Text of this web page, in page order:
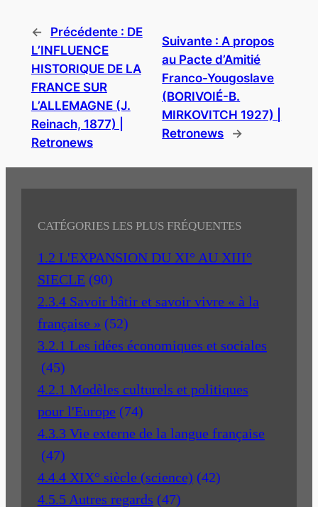
← Précédente : DE
L’INFLUENCE
HISTORIQUE DE LA
FRANCE SUR
L’ALLEMAGNE (J.
Reinach, 1877) |
Retronews
Suivante : A propos
au Pacte d’Amitié
Franco-Yougoslave
(BORIVOIÉ-B.
MIRKOVITCH 1927) |
Retronews
→
CATÉGORIES LES PLUS FRÉQUENTES
1.2 L'EXPANSION DU XI° AU XIII°
SIECLE (90)
2.3.4 Savoir bâtir et savoir vivre « à la
française » (52)
3.2.1 Les idées économiques et sociales
(45)
4.2.1 Modèles culturels et politiques
pour l'Europe (74)
4.3.3 Vie externe de la langue française
(47)
4.4.4 XIX° siècle (science) (42)
4.5.5 Autres regards (47)